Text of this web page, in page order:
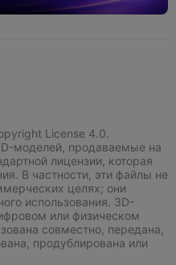
License 4.0.
моделей, продаваемые на
лицензии, которая
В частности, эти файлы не
целях; они
использования. 3D-
или физическом
совместно, передана,
продублирована или